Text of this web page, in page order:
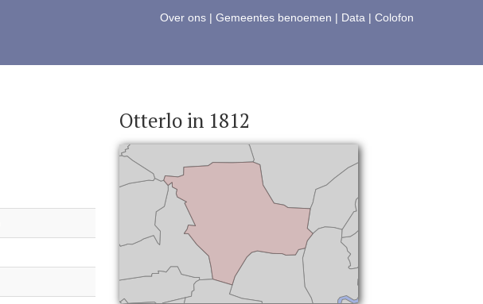
Over ons | Gemeentes benoemen | Data | Colofon
Otterlo in 1812